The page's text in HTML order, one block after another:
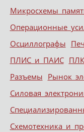
Микросхемы
Операционные
Осциллографы
ПЛИС и ПАИС
Разъемы Рынок
Силовая
Схемотехника и